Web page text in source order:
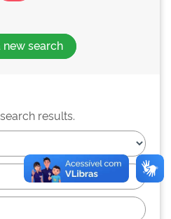
search
results.